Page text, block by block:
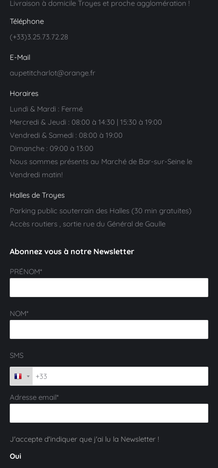
Livraison à domicile Troyes et proche agglomération !
Téléphone
(+33)3.25.73.72.28
E-Mail
aupetitcharlot@orange.fr
Horaires
Lundi & Mardi : Fermé
Mercredi & Jeudi : 08:00 à 14:30 | 15:30 à 19:00
Vendredi & Samedi : 08:00 à 19:00
Dimanche : 09:00 à 13:00
Nous sommes présents au Marché de Bar-sur-Seine le
Vendredi matin!
Halles de Troyes
Parking public souterrain des Halles (30 min gratuites)
Accès routiers , sortie rue du Général de Gaulle
Abonnez vous à notre Newsletter
PRÉNOM*
NOM*
SMS
Adresse email*
J'accepte d'indiquer que j'ai lu la Newsletter !
Oui